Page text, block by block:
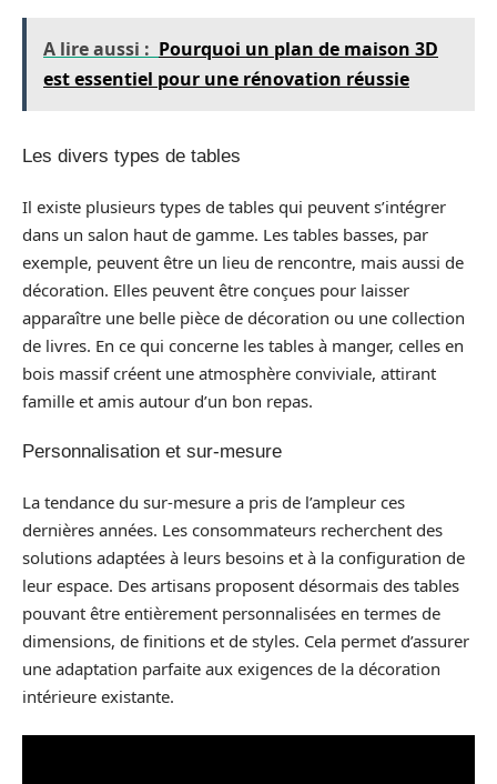
A lire aussi : Pourquoi un plan de maison 3D
est essentiel pour une rénovation réussie
Les divers types de tables
Il existe plusieurs types de tables qui peuvent s’intégrer
dans un salon haut de gamme. Les tables basses, par
exemple, peuvent être un lieu de rencontre, mais aussi de
décoration. Elles peuvent être conçues pour laisser
apparaître une belle pièce de décoration ou une collection
de livres. En ce qui concerne les tables à manger, celles en
bois massif créent une atmosphère conviviale, attirant
famille et amis autour d’un bon repas.
Personnalisation et sur-mesure
La tendance du sur-mesure a pris de l’ampleur ces
dernières années. Les consommateurs recherchent des
solutions adaptées à leurs besoins et à la configuration de
leur espace. Des artisans proposent désormais des tables
pouvant être entièrement personnalisées en termes de
dimensions, de finitions et de styles. Cela permet d’assurer
une adaptation parfaite aux exigences de la décoration
intérieure existante.